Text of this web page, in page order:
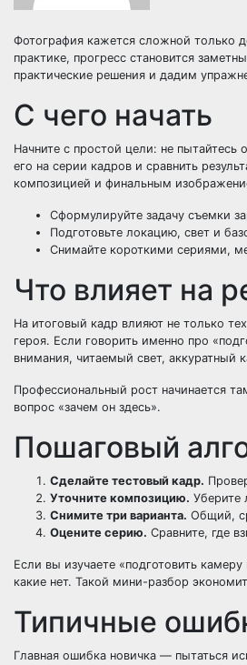
Фотография кажется сложной только
практике, прогресс становится
практические решения и дадим
С чего начать
Начните с простой цели: не пытайтесь
его на серии кадров и сравнить
композицией и финальным
Сформулируйте задачу съемки
Подготовьте локацию, свет и
Снимайте короткими сериями,
Что влияет на
На итоговый кадр влияют не только
героя. Если говорить именно про
внимания, читаемый свет,
Профессиональный рост начинается
вопрос «зачем он здесь».
Пошаговый
Сделайте тестовый кадр.
Уточните композицию. Уберите
Снимите три варианта. Общий,
Оцените серию. Сравните, где
Если вы изучаете «подготовить
какие нет. Такой мини-разбор
Типичные
Главная ошибка новичка — пытаться